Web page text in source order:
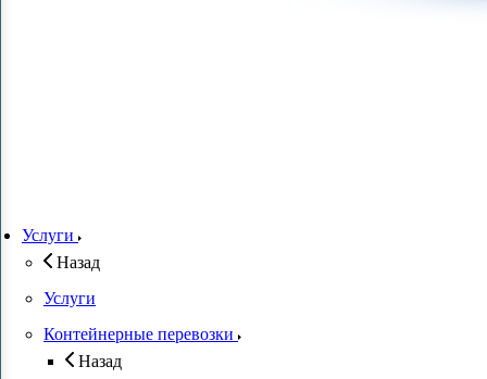
Услуги
Назад
Услуги
Контейнерные перевозки
Назад